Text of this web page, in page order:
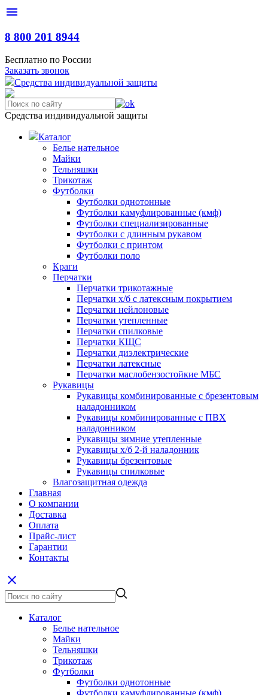
menu
8 800 201 8944
Бесплатно по России
Заказать звонок
Средства индивидуальной защиты
Средства индивидуальной защиты
Каталог
Белье нательное
Майки
Тельняшки
Трикотаж
Футболки
Футболки однотонные
Футболки камуфлированные (кмф)
Футболки специализированные
Футболки с длинным рукавом
Футболки с принтом
Футболки поло
Краги
Перчатки
Перчатки трикотажные
Перчатки х/б с латексным покрытием
Перчатки нейлоновые
Перчатки утепленные
Перчатки спилковые
Перчатки КЩС
Перчатки диэлектрические
Перчатки латексные
Перчатки маслобензостойкие МБС
Рукавицы
Рукавицы комбинированные с брезентовым
наладонником
Рукавицы комбинированные с ПВХ
наладонником
Рукавицы зимние утепленные
Рукавицы х/б 2-й наладонник
Рукавицы брезентовые
Рукавицы спилковые
Влагозащитная одежда
Главная
О компании
Доставка
Оплата
Прайс-лист
Гарантии
Контакты
close
Каталог
Белье нательное
Майки
Тельняшки
Трикотаж
Футболки
Футболки однотонные